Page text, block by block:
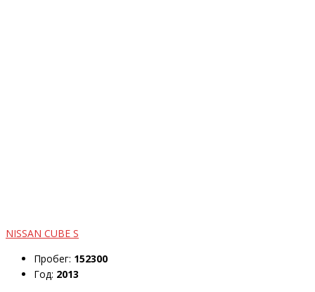
NISSAN CUBE S
Пробег: 152300
Год: 2013